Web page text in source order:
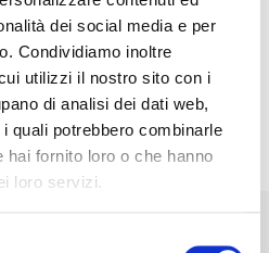
dei social media e per
Condividiamo inoltre
utilizzi il nostro sito con i
di analisi dei dati web,
quali potrebbero combinarle
fornito loro o che hanno
loro servizi.